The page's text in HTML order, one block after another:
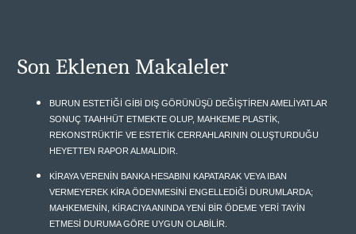
Son Eklenen Makaleler
BURUN ESTETİĞİ GİBİ DIŞ GÖRÜNÜŞÜ DEĞİŞTİREN AMELİYATLAR
SONUÇ TAAHHÜT ETMEKTE OLUP, MAHKEME PLASTİK,
REKONSTRÜKTİF VE ESTETİK CERRAHLARININ OLUŞTURDUĞU
HEYETTEN RAPOR ALMALIDIR.
KİRAYA VERENİN BANKA HESABINI KAPATARAK VEYA IBAN
VERMEYEREK KİRA ÖDENMESİNİ ENGELLEDİĞİ DURUMLARDA;
MAHKEMENİN, KİRACIYA ANINDA YENİ BİR ÖDEME YERİ TAYİN
ETMESİ DURUMA GÖRE UYGUN OLABİLİR.